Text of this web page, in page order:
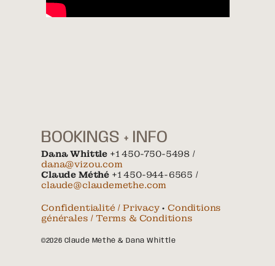
BOOKINGS + INFO
Dana Whittle +1 450-750-5498 /
dana@vizou.com
Claude Méthé +1 450-944-6565 /
claude@claudemethe.com
Confidentialité / Privacy•Conditions
générales / Terms & Conditions
©2026 Claude Méthé & Dana Whittle